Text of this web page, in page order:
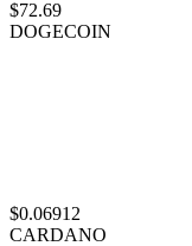
$72.69
DOGECOIN
$0.06912
CARDANO